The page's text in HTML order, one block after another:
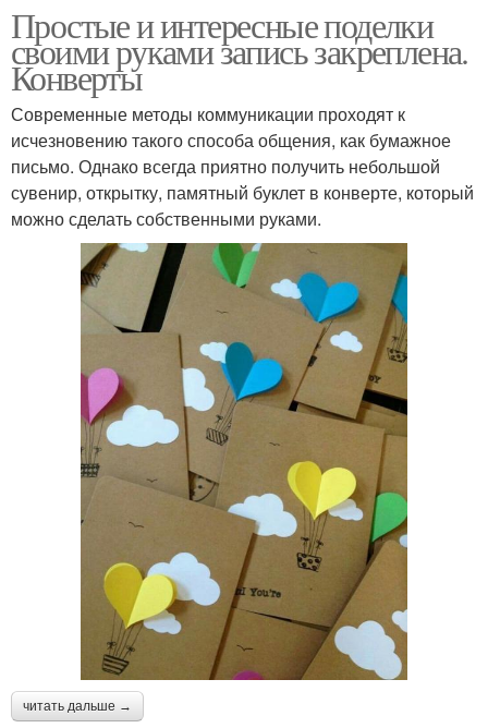
Простые и интересные поделки
своими руками запись закреплена.
Конверты
Современные методы коммуникации проходят к
исчезновению такого способа общения, как бумажное
письмо. Однако всегда приятно получить небольшой
сувенир, открытку, памятный буклет в конверте, который
можно сделать собственными руками.
читать дальше →